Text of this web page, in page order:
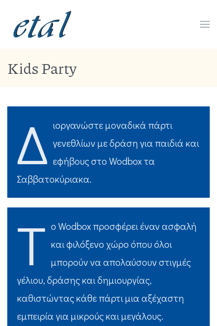
Skip to main content
Kids Party
Δ ιοργανώστε μοναδικά πάρτι
γενεθλίων με δράση για παιδιά και
εφήβους στο Wodbox τα
Σαββατοκύριακα.
Τ ο Wodbox προσφέρει έναν ασφαλή
και φιλόξενο χώρο όπου όλοι
μπορούν να απολαύσουν στιγμές
γέλιου, δράσης και δημιουργίας,
καθιστώντας κάθε πάρτι μια αξέχαστη
εμπειρία για μικρούς και μεγάλους.